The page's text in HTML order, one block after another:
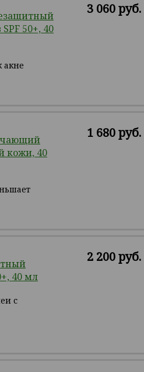
50+, 40
акне
3 060 руб.
кожи, 40
1 680 руб.
40 мл
с
2 200 руб.